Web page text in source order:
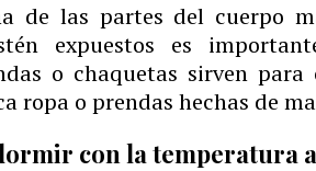
de las partes del cuerpo
expuestos es
o chaquetas sirven
ropa o prendas hechas de
con la temperatura